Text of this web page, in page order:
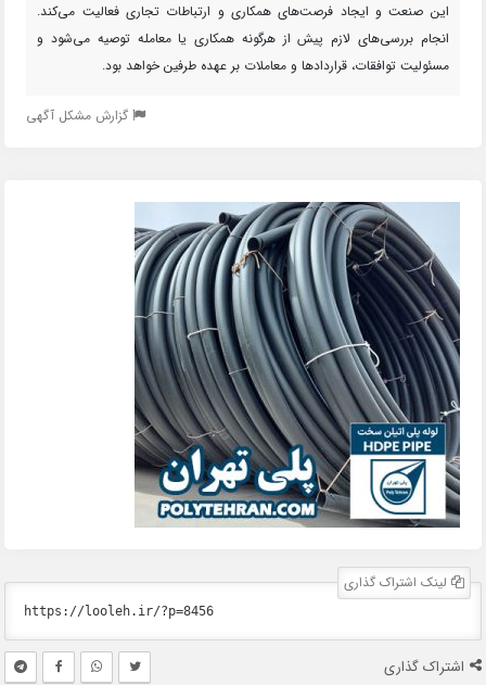
این صنعت و ایجاد فرصت‌های همکاری و ارتباطات تجاری فعالیت می‌کند.
انجام بررسی‌های لازم پیش از هرگونه همکاری یا معامله توصیه می‌شود و
مسئولیت توافقات، قراردادها و معاملات بر عهده طرفین خواهد بود.
گزارش مشکل آگهی
لینک اشتراک گذاری
اشتراک گذاری